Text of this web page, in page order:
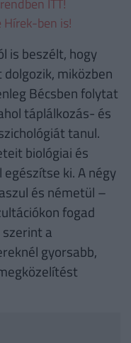
ITT!
Hírek-ben is!
is beszélt, hogy
miközben
Bécsben folytat
táplálkozás- és
tanul.
biológiai és
ki. A négy
és németül –
fogad
a
gyorsabb,